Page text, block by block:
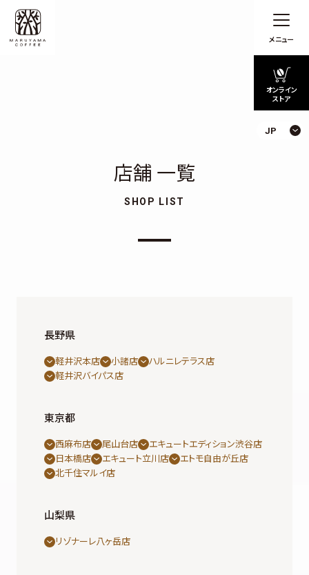
メニュー
オンライン
ストア
JP
店舗 一覧
SHOP LIST
長野県
軽井沢本店 小諸店
ハルニレテラス店
軽井沢バイパス店
東京都
西麻布店 尾山台店
エキュートエディション渋谷店
日本橋店
エキュート立川店
エトモ自由が丘店
北千住マルイ店
山梨県
リゾナーレ八ヶ岳店